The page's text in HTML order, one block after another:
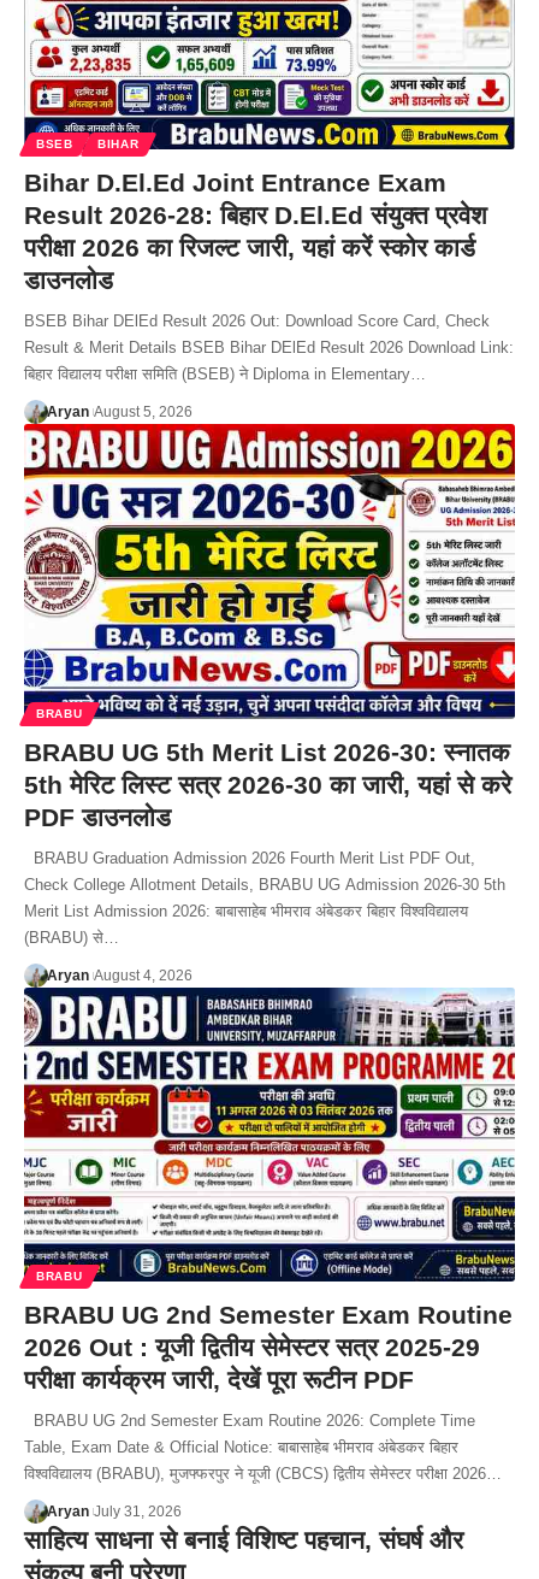
BSEB BIHAR
Bihar D.El.Ed Joint Entrance Exam
Result 2026-28: बिहार D.El.Ed संयुक्त प्रवेश
परीक्षा 2026 का रिजल्ट जारी, यहां करें स्कोर कार्ड
डाउनलोड
BSEB Bihar DElEd Result 2026 Out: Download Score Card, Check
Result & Merit Details BSEB Bihar DElEd Result 2026 Download Link:
बिहार विद्यालय परीक्षा समिति (BSEB) ने Diploma in Elementary…
Aryan August 5, 2026
BRABU
BRABU UG 5th Merit List 2026-30: स्नातक
5th मेरिट लिस्ट सत्र 2026-30 का जारी, यहां से करे
PDF डाउनलोड
BRABU Graduation Admission 2026 Fourth Merit List PDF Out,
Check College Allotment Details, BRABU UG Admission 2026-30 5th
Merit List Admission 2026: बाबासाहेब भीमराव अंबेडकर बिहार विश्वविद्यालय
(BRABU) से…
Aryan August 4, 2026
BRABU
BRABU UG 2nd Semester Exam Routine
2026 Out : यूजी द्वितीय सेमेस्टर सत्र 2025-29
परीक्षा कार्यक्रम जारी, देखें पूरा रूटीन PDF
BRABU UG 2nd Semester Exam Routine 2026: Complete Time
Table, Exam Date & Official Notice: बाबासाहेब भीमराव अंबेडकर बिहार
विश्वविद्यालय (BRABU), मुजफ्फरपुर ने यूजी (CBCS) द्वितीय सेमेस्टर परीक्षा 2026…
Aryan July 31, 2026
साहित्य साधना से बनाई विशिष्ट पहचान, संघर्ष और
संकल्प बनी प्रेरणा